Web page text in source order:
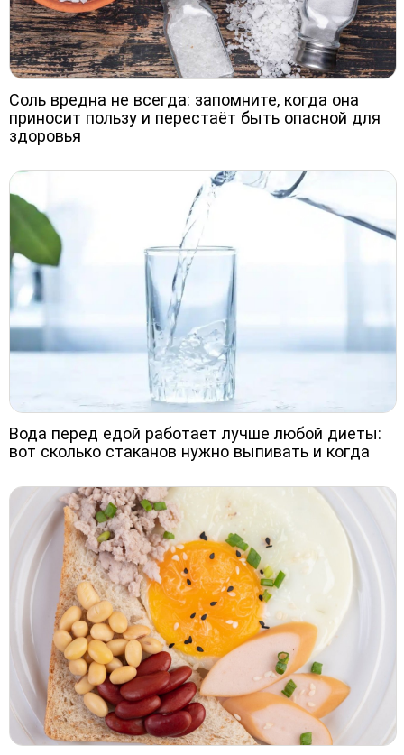
Соль вредна не всегда: запомните, когда она
приносит пользу и перестаёт быть опасной для
здоровья
Вода перед едой работает лучше любой диеты:
вот сколько стаканов нужно выпивать и когда